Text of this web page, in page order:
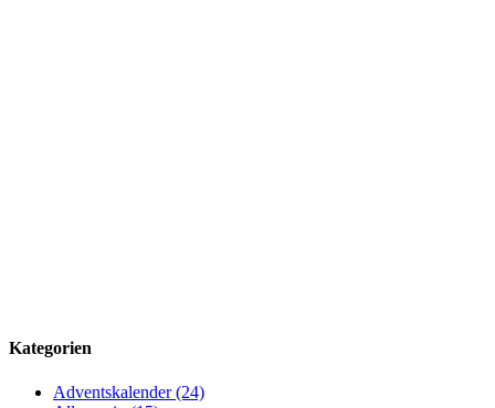
Kategorien
Adventskalender (24)